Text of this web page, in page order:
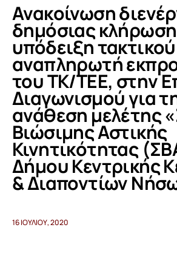
Δομή
Έργο
Υπηρεσίες
Δραστηριότητες
Προγράμματα
Χρήσιμα
Ανακοίνωση
δημόσιας
υπόδειξη
αναπληρωτή
του ΤΚ/ΤΕΕ, στην
Διαγωνισμού για
ανάθεση μελέτης
Βιώσιμης Αστικής
Κινητικότητας
Δήμου Κεντρικής
& Διαποντίων
16 ΙΟΥΛΊΟΥ, 2020